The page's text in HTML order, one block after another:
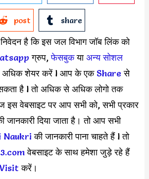
post share
है कि इस जल विभाग जॉब लिंक को
ग्रुप,फेसबुकयाअन्य सोशल
शेयर करें l आप के एक Shareसे
सकता है l तो अधिक से अधिक लोगो तक
इस वेबसाइट पर आप सभी को, सभी प्रकार
जानकारी दिया जाता है। तो आप सभी
Naukriकी जानकारी पाना चाहते हैं l तो
वेबसाइट के साथ हमेशा जुड़े रहे हैं
करें।